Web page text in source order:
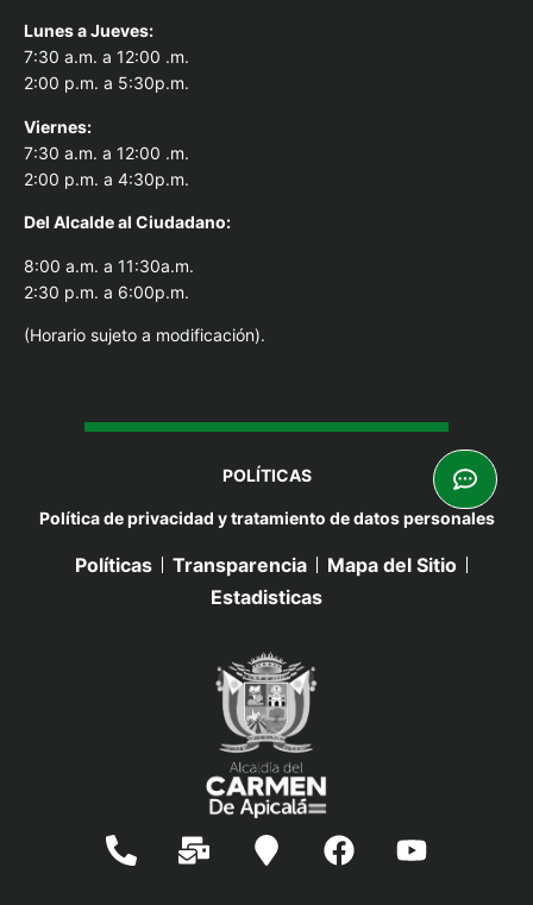
Lunes a Jueves:
7:30 a.m. a 12:00 .m.
2:00 p.m. a 5:30p.m.
Viernes:
7:30 a.m. a 12:00 .m.
2:00 p.m. a 4:30p.m.
Del Alcalde al Ciudadano:
8:00 a.m. a 11:30a.m.
2:30 p.m. a 6:00p.m.
(Horario sujeto a modificación).
POLÍTICAS
Política de privacidad y tratamiento de datos personales
Políticas Transparencia
Mapa del Sitio
Estadisticas